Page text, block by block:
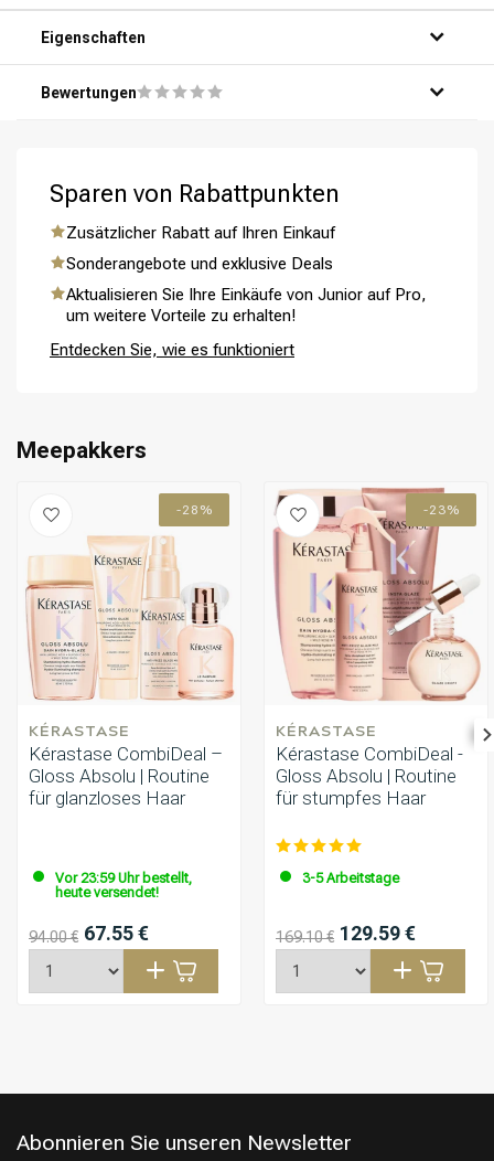
Umformung
Eigenschaften
Bewertungen
Sparen von Rabattpunkten
Zusätzlicher Rabatt auf Ihren Einkauf
Sonderangebote und exklusive Deals
Aktualisieren Sie Ihre Einkäufe von Junior auf Pro,
um weitere Vorteile zu erhalten!
Entdecken Sie, wie es funktioniert
Meepakkers
-28%
KÉRASTASE
Kérastase CombiDeal –
Gloss Absolu | Routine
für glanzloses Haar
Vor 23:59 Uhr bestellt,
heute versendet!
94.00 € 67.55 €
-23%
KÉRASTASE
Kérastase CombiDeal -
Gloss Absolu | Routine
für stumpfes Haar
3-5 Arbeitstage
169.10 € 129.59 €
Abonnieren Sie unseren Newsletter